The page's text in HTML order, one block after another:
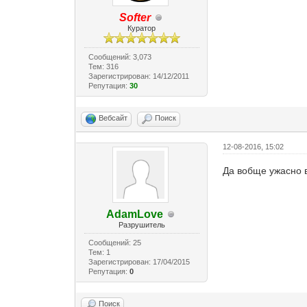
Softer
Куратор
Сообщений: 3,073
Тем: 316
Зарегистрирован: 14/12/2011
Репутация: 30
Вебсайт Поиск
AdamLove
Разрушитель
Сообщений: 25
Тем: 1
Зарегистрирован: 17/04/2015
Репутация: 0
12-08-2016, 15:02
Да вобще ужасно
Поиск